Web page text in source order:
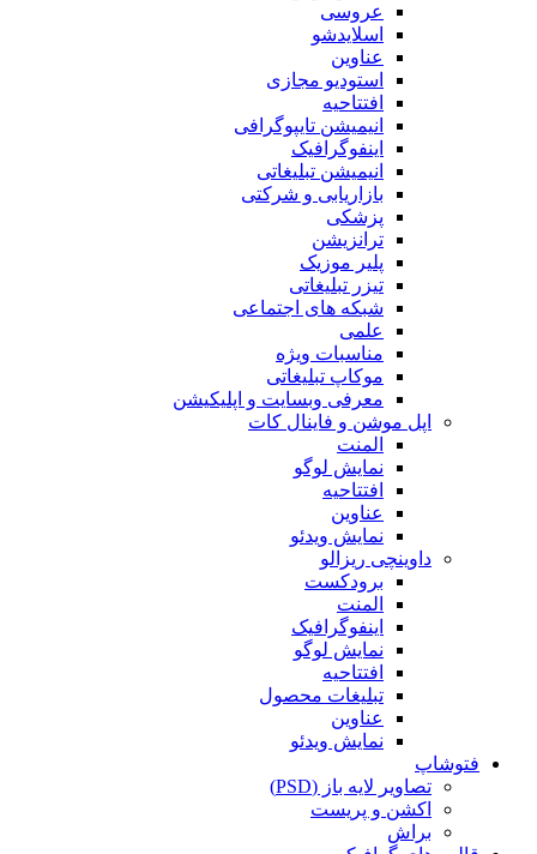
عروسی
اسلایدشو
عناوین
استودیو مجازی
افتتاحیه
انیمیشن تایپوگرافی
اینفوگرافیک
انیمیشن تبلیغاتی
بازاریابی و شرکتی
پزشکی
ترانزیشن
پلیر موزیک
تیزر تبلیغاتی
شبکه های اجتماعی
علمی
مناسبات ویژه
موکاپ تبلیغاتی
معرفی وبسایت و اپلیکیشن
اپل موشن و فاینال کات
المنت
نمایش لوگو
افتتاحیه
عناوین
نمایش ویدئو
داوینچی ریزالو
برودکست
المنت
اینفوگرافیک
نمایش لوگو
افتتاحیه
تبلیغات محصول
عناوین
نمایش ویدئو
فتوشاپ
تصاویر لایه باز (PSD)
اکشن و پریست
براش